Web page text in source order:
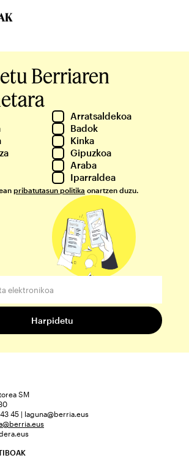
Berriaren
Arratsaldekoa
Badok
Kinka
Gipuzkoa
Araba
Iparraldea
pribatutasun politika onartzen duzu.
SM
45 | laguna@berria.eus